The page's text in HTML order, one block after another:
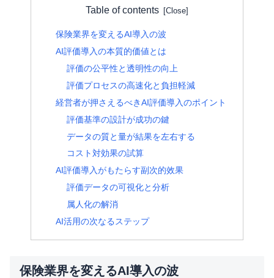
Table of contents
保険業界を変えるAI導入の波
AI評価導入の本質的価値とは
評価の公平性と透明性の向上
評価プロセスの高速化と負担軽減
経営者が押さえるべきAI評価導入のポイント
評価基準の設計が成功の鍵
データの質と量が結果を左右する
コスト対効果の試算
AI評価導入がもたらす副次的效果
評価データの可視化と分析
属人化の解消
AI活用の次なるステップ
保険業界を変えるAI導入の波